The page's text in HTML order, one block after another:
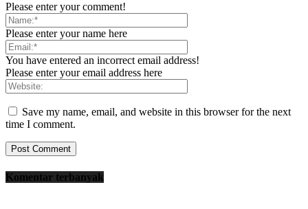
Please enter your comment!
Please enter your name here
You have entered an incorrect email address!
Please enter your email address here
Save my name, email, and website in this browser for the next
time I comment.
Komentar terbanyak